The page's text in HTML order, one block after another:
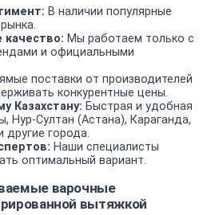
В наличии популярные
качество: Мы работаем только с
и официальными
поставки от производителей
конкурентные цены.
Казахстану: Быстрая и удобная
Нур-Султан (Астана), Караганда,
города.
Наши специалисты
оптимальный вариант.
варочные
вытяжкой